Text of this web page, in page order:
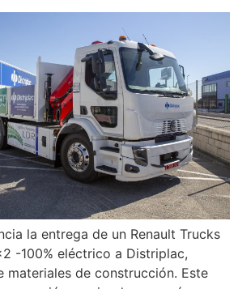
la entrega de un Renault Trucks
-100% eléctrico a Distriplac,
materiales de construcción. Este